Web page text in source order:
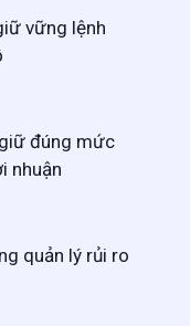
vững lệnh
đúng mức
nhuận
quản lý rủi ro